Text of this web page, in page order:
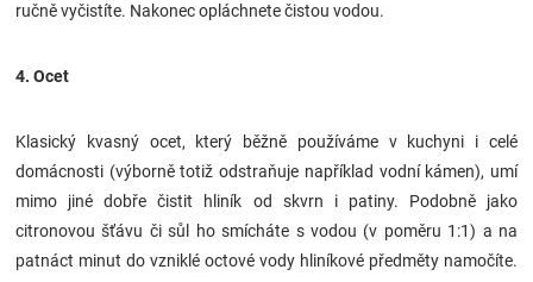
ručně vyčistíte. Nakonec opláchnete čistou vodou.
4. Ocet
Klasický kvasný ocet, který běžně používáme v kuchyni i celé
domácnosti (výborně totiž odstraňuje například vodní kámen), umí
mimo jiné dobře čistit hliník od skvrn i patiny. Podobně jako
citronovou šťávu či sůl ho smícháte s vodou (v poměru 1:1) a na
patnáct minut do vzniklé octové vody hliníkové předměty namočíte.